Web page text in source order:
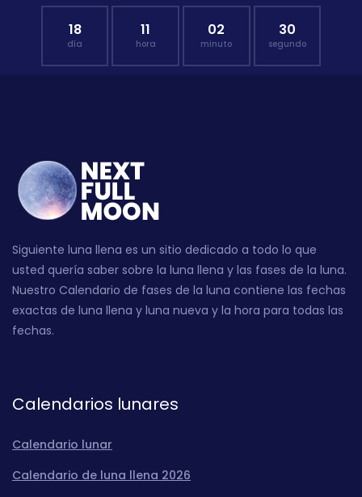
18
día
11
hora
02
minuto
29
segundo
Siguiente luna llena es un sitio dedicado a todo lo que
usted quería saber sobre la luna llena y las fases de la luna.
Nuestro Calendario de fases de la luna contiene las fechas
exactas de luna llena y luna nueva y la hora para todas las
fechas.
Calendarios lunares
Calendario lunar
Calendario de luna llena 2026